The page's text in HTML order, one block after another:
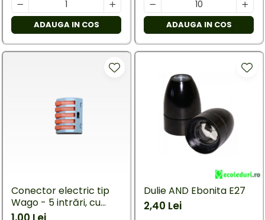
ADAUGA IN COS ADAUGA IN COS
Conector electric tip
Wago - 5 intrări, cu
legatura intre ele
Dulie AND Ebonita E27
2,40 Lei